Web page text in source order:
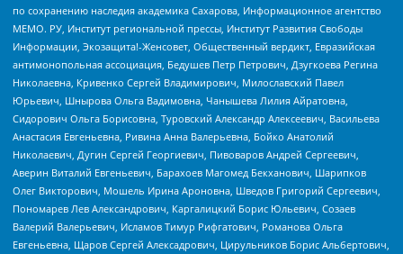
по сохранению наследия академика Сахарова, Информационное агентство
МЕМО. РУ, Институт региональной прессы, Институт Развития Свободы
Информации, Экозащита!-Женсовет, Общественный вердикт, Евразийская
антимонопольная ассоциация, Бедушев Петр Петрович, Дзугкоева Регина
Николаевна, Кривенко Сергей Владимирович, Милославский Павел
Юрьевич, Шнырова Ольга Вадимовна, Чанышева Лилия Айратовна,
Сидорович Ольга Борисовна, Туровский Александр Алексеевич, Васильева
Анастасия Евгеньевна, Ривина Анна Валерьевна, Бойко Анатолий
Николаевич, Дугин Сергей Георгиевич, Пивоваров Андрей Сергеевич,
Аверин Виталий Евгеньевич, Барахоев Магомед Бекханович, Шарипков
Олег Викторович, Мошель Ирина Ароновна, Шведов Григорий Сергеевич,
Пономарев Лев Александрович, Каргалицкий Борис Юльевич, Созаев
Валерий Валерьевич, Исламов Тимур Рифгатович, Романова Ольга
Евгеньевна, Щаров Сергей Алексадрович, Цирульников Борис Альбертович,